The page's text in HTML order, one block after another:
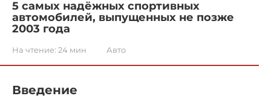
5 самых надёжных спортивных
автомобилей, выпущенных не позже
2003 года
На чтение: 24 мин Авто
Введение